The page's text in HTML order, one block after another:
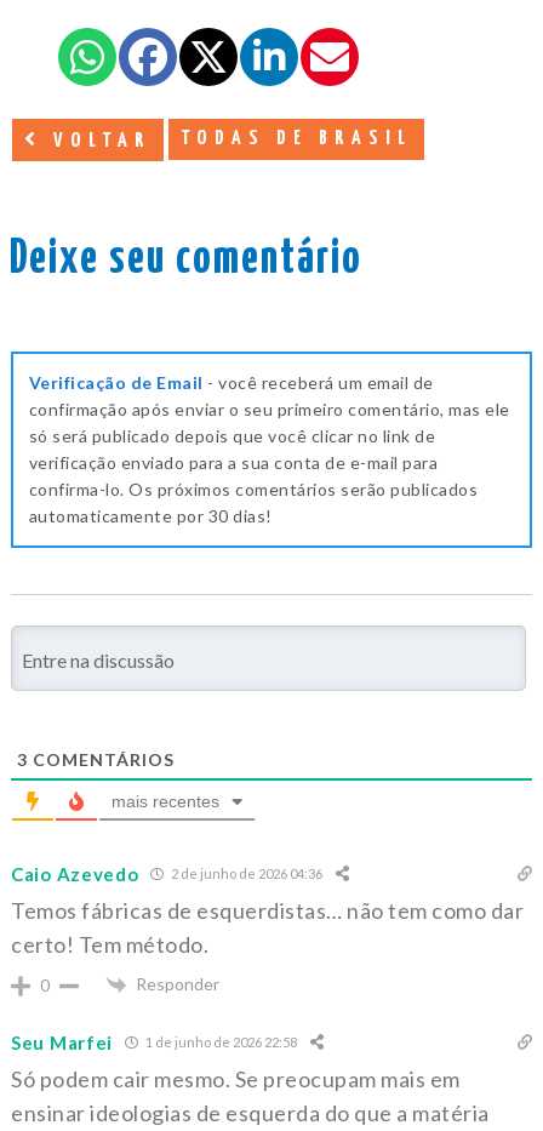
VOLTAR TODAS DE BRASIL
Deixe seu comentário
Verificação de Email - você receberá um email de
confirmação após enviar o seu primeiro comentário, mas ele
só será publicado depois que você clicar no link de
verificação enviado para a sua conta de e-mail para
confirma-lo. Os próximos comentários serão publicados
automaticamente por 30 dias!
3 COMENTÁRIOS
mais recentes
Caio Azevedo 2 de junho de 2026 04:36
Temos fábricas de esquerdistas… não tem como dar
certo! Tem método.
0 Responder
Seu Marfei 1 de junho de 2026 22:58
Só podem cair mesmo. Se preocupam mais em
ensinar ideologias de esquerda do que a matéria